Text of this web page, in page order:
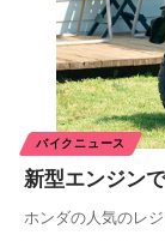
バイクニュース
新型エンジン
ホンダの人気のレ